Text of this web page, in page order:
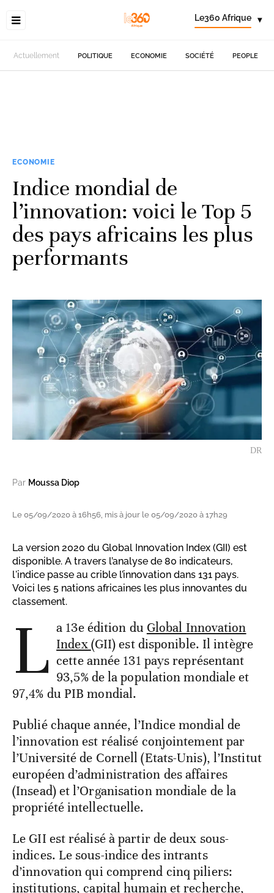
Le360 Afrique ▾
Actuellement POLITIQUE ECONOMIE SOCIÉTÉ PEOPLE
ECONOMIE
Indice mondial de
l’innovation: voici le Top 5
des pays africains les plus
performants
DR
Par Moussa Diop
Le 05/09/2020 à 16h56, mis à jour le 05/09/2020 à 17h29
La version 2020 du Global Innovation Index (GII) est
disponible. A travers l’analyse de 80 indicateurs,
l'indice passe au crible l’innovation dans 131 pays.
Voici les 5 nations africaines les plus innovantes du
classement.
L a 13e édition du Global Innovation
Index(GII) est disponible. Il intègre
cette année 131 pays représentant
93,5% de la population mondiale et
97,4% du PIB mondial.
Publié chaque année, l’Indice mondial de
l’innovation est réalisé conjointement par
l’Université de Cornell (Etats-Unis), l’Institut
européen d’administration des affaires
(Insead) et l’Organisation mondiale de la
propriété intellectuelle.
Le GII est réalisé à partir de deux sous-
indices. Le sous-indice des intrants
d’innovation qui comprend cinq piliers:
institutions, capital humain et recherche,